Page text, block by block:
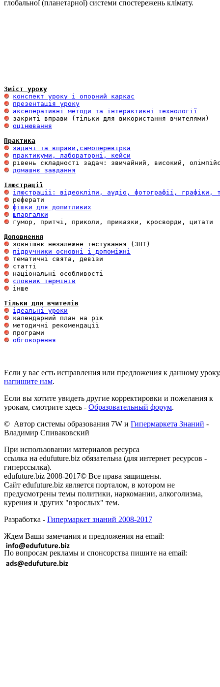
глобальної (планетарної) системи спостережень клімату.
Зміст уроку
конспект уроку і опорний каркас
презентація уроку
акселеративні методи та інтерактивні технології
оцінювання
Практика
задачі та вправи,самоперевірка
практикуми, лабораторні, кейси
домашнє завдання
Ілюстрації
ілюстрації: відеокліпи, аудіо, фотографії, графіки,
фішки для допитливих
шпаргалки
гумор, притчі, приколи, приказки, кросворди, цитати
Доповнення
підручники основні і допоміжні
словник термінів
інше
Тільки для вчителів
ідеальні уроки
обговорення
Если у вас есть исправления или предложения к данному
напишите нам.
Если вы хотите увидеть другие корректировки и пожелания к
урокам, смотрите здесь - Образовательный форум.
© Автор системы образования 7W и Гипермаркета Знаний -
Владимир Спиваковский
При использовании материалов ресурса
ссылка на edufuture.biz обязательна (для интернет ресурсов -
гиперссылка).
edufuture.biz 2008-2017© Все права защищены.
Сайт edufuture.biz является порталом, в котором не
предусмотрены темы политики, наркомании, алкоголизма,
курения и других "взрослых" тем.
Разработка - Гипермаркет знаний 2008-2017
Ждем Ваши замечания и предложения на email:
По вопросам рекламы и спонсорства пишите на email: